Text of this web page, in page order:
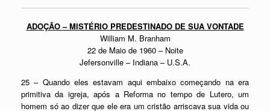
ADOÇÃO – MISTÉRIO PREDESTINADO DE SUA VONTADE
William M. Branham
22 de Maio de 1960 – Noite
Jefersonville – Indiana – U.S.A.
25 – Quando eles estavam aqui embaixo começando na era
primitiva da igreja, após a Reforma no tempo de Lutero, um
homem só ao dizer que ele era um cristão arriscava sua vida ou